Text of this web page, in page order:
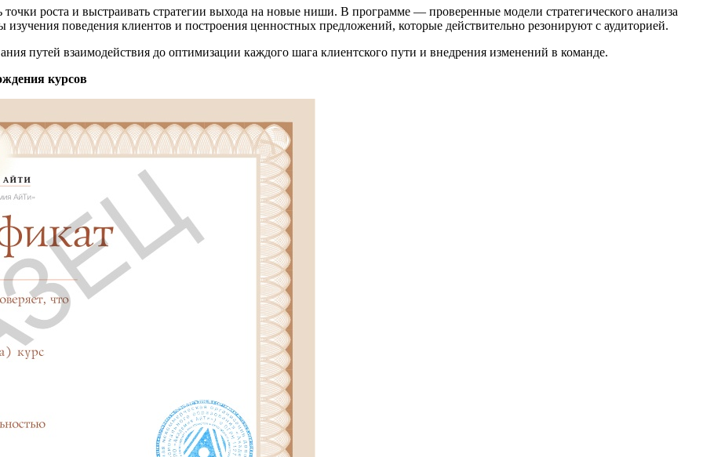
роста и выстраивать стратегии выхода на новые ниши. В программе — проверенные модели стратегического анализа
поведения клиентов и построения ценностных предложений, которые действительно резонируют с аудиторией.
путей взаимодействия до оптимизации каждого шага клиентского пути и внедрения изменений в команде.
курсов